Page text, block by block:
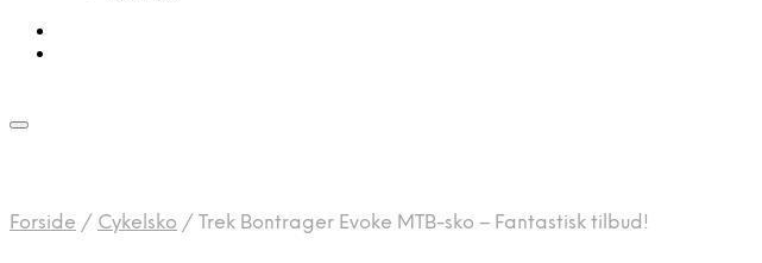
Forside / Cykelsko / Trek Bontrager Evoke MTB-sko – Fantastisk tilbud!